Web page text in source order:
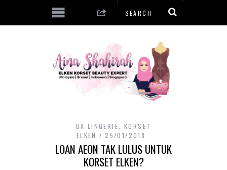
DX LINGERIE
KORSET
ELKEN
25/01/2018
LOAN AEON TAK LULUS UNTUK
KORSET ELKEN?